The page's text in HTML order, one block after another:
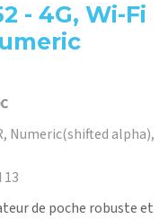
- 4G, Wi-Fi
Numeric(shifted alpha),
de poche robuste et